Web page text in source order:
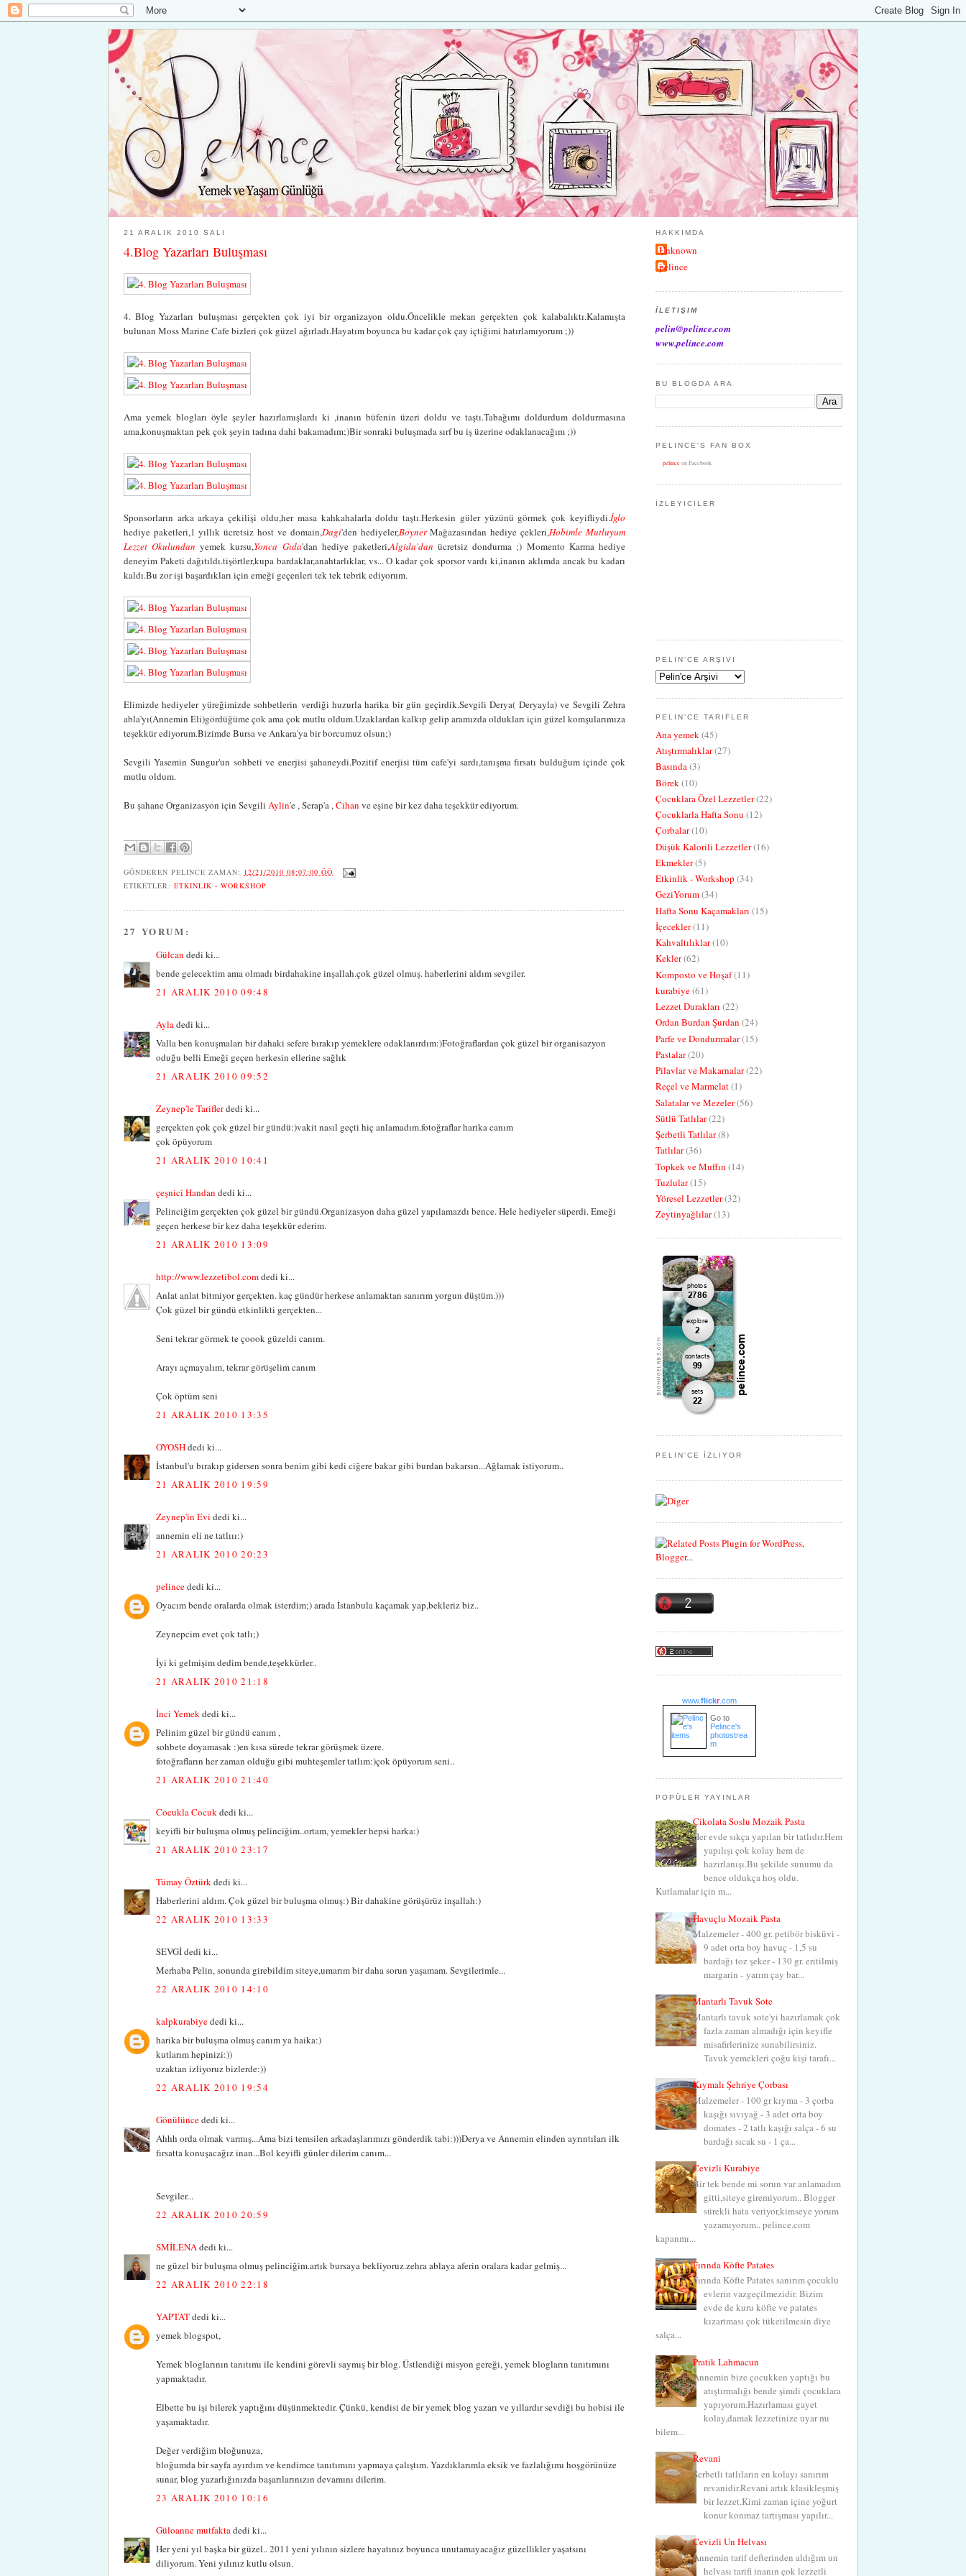
21 ARALIK 2010 SALI
4.Blog Yazarları Buluşması
4. Blog Yazarları buluşması gerçekten çok iyi bir organizayon oldu.Öncelikle mekan gerçekten çok kalabalıktı.Kalamışta
bulunan Moss Marine Cafe bizleri çok güzel ağırladı.Hayatım boyunca bu kadar çok çay içtiğimi hatırlamıyorum ;))
Ama yemek blogları öyle şeyler hazırlamışlardı ki ,inanın büfenin üzeri doldu ve taştı.Tabağımı doldurdum doldurmasına
ama,konuşmaktan pek çok şeyin tadına dahi bakamadım;)Bir sonraki buluşmada sırf bu iş üzerine odaklanacağım ;))
Sponsorların arka arkaya çekilişi oldu,her masa kahkahalarla doldu taştı.Herkesin güler yüzünü görmek çok keyifliydi.İglo
hediye paketleri,1 yıllık ücretsiz host ve domain,Dagi'den hediyeler,BoynerMağazasından hediye çekleri,Hobimle Mutluyum
Lezzet Okulundan yemek kursu,Yonca Gıda'dan hediye paketleri,Algida'dan ücretsiz dondurma ;) Momento Karma hediye
deneyim Paketi dağıtıldı.tişörtler,kupa bardaklar,anahtarlıklar, vs... O kadar çok sporsor vardı ki,inanın aklımda ancak bu kadarı
kaldı.Bu zor işi başardıkları için emeği geçenleri tek tek tebrik ediyorum.
Elimizde hediyeler yüreğimizde sohbetlerin verdiği huzurla harika bir gün geçirdik.Sevgili Derya( Deryayla) ve Sevgili Zehra
abla'yı(Annemin Eli)gördüğüme çok ama çok mutlu oldum.Uzaklardan kalkıp gelip aramızda oldukları için güzel komşularımıza
teşekkür ediyorum.Bizimde Bursa ve Ankara'ya bir borcumuz olsun;)
Sevgili Yasemin Sungur'un sohbeti ve enerjisi şahaneydi.Pozitif enerjisi tüm cafe'yi sardı,tanışma fırsatı bulduğum içinde çok
mutlu oldum.
Bu şahane Organizasyon için Sevgili Aylin'e , Serap'a ,Cihan ve eşine bir kez daha teşekkür ediyorum.
GÖNDEREN PELINCE ZAMAN: 12/21/2010 08:07:00 ÖÖ
ETIKETLER: ETKINLIK - WORKSHOP
27 YORUM:
Gülcan dedi ki...
bende gelecektim ama olmadı birdahakine inşallah.çok güzel olmuş. haberlerini aldım sevgiler.
21 ARALIK 2010 09:48
Ayla dedi ki...
Valla ben konuşmaları bir dahaki sefere bırakıp yemeklere odaklanırdım:)Fotoğraflardan çok güzel bir organisazyon
oduğu belli Emeği geçen herkesin ellerine sağlık
21 ARALIK 2010 09:52
Zeynep'le Tariflerdedi ki...
gerçekten çok çok güzel bir gündü:)vakit nasıl geçti hiç anlamadım.fotoğraflar harika canım
çok öpüyorum
21 ARALIK 2010 10:41
çeşnici Handan dedi ki...
Pelinciğim gerçekten çok güzel bir gündü.Organizasyon daha güzel yapılamazdı bence. Hele hediyeler süperdi. Emeği
geçen herkese bir kez daha teşekkür ederim.
21 ARALIK 2010 13:09
http://www.lezzetibol.comdedi ki...
Anlat anlat bitmiyor gerçekten. kaç gündür herkese anlamaktan sanırım yorgun düştüm.)))
Çok güzel bir gündü etkinlikti gerçekten...
Seni tekrar görmek te çoook güzeldi canım.
Arayı açmayalım, tekrar görüşelim canım
Çok öptüm seni
21 ARALIK 2010 13:35
OYOSHdedi ki...
İstanbul'u bırakıp gidersen sonra benim gibi kedi ciğere bakar gibi burdan bakarsın...Ağlamak istiyorum..
21 ARALIK 2010 19:59
Zeynep'in Evi dedi ki...
annemin eli ne tatlııı:)
21 ARALIK 2010 20:23
pelincededi ki...
Oyacım bende oralarda olmak isterdim;) arada İstanbula kaçamak yap,bekleriz biz..
Zeynepcim evet çok tatlı;)
İyi ki gelmişim dedim bende,teşekkürler..
21 ARALIK 2010 21:18
İnci Yemek dedi ki...
Pelinim güzel bir gündü canım ,
sohbete doyamasak :)en kısa sürede tekrar görüşmek üzere.
fotoğrafların her zaman olduğu gibi muhteşemler tatlım:)çok öpüyorum seni..
21 ARALIK 2010 21:40
Cocukla Cocuk dedi ki...
keyifli bir buluşma olmuş pelinciğim..ortam, yemekler hepsi harka:)
21 ARALIK 2010 23:17
Tümay Öztürk dedi ki...
Haberlerini aldım. Çok güzel bir buluşma olmuş:) Bir dahakine görüşürüz inşallah:)
22 ARALIK 2010 13:33
SEVGİ dedi ki...
Merhaba Pelin, sonunda girebildim siteye,umarım bir daha sorun yaşamam. Sevgilerimle...
22 ARALIK 2010 14:10
kalpkurabiyededi ki...
harika bir buluşma olmuş canım ya haika:)
kutlarım hepinizi:))
uzaktan izliyoruz bizlerde:))
22 ARALIK 2010 19:54
Gönülüncededi ki...
Ahhh orda olmak varmış...Ama bizi temsilen arkadaşlarımızı gönderdik tabi:)))Derya ve Annemin elinden ayrıntıları ilk
fırsatta konuşacağız inan...Bol keyifli günler dilerim canım...
Sevgiler...
22 ARALIK 2010 20:59
SMİLENA dedi ki...
ne güzel bir buluşma olmuş pelinciğim.artık bursaya bekliyoruz.zehra ablaya aferin oralara kadar gelmiş...
22 ARALIK 2010 22:18
YAPTATdedi ki...
yemek blogspot,
Yemek bloglarının tanıtımı ile kendini görevli saymış bir blog. Üstlendiği misyon gereği, yemek blogların tanıtımını
yapmaktadır.
Elbette bu işi bilerek yaptığını düşünmektedir. Çünkü, kendisi de bir yemek blog yazarı ve yıllardır sevdiği bu hobisi ile
yaşamaktadır.
Değer verdiğim bloğunuza,
bloğumda bir sayfa ayırdım ve kendimce tanıtımını yapmaya çalıştım. Yazdıklarımla eksik ve fazlalığımı hoşgörünüze
sunar, blog yazarlığınızda başarılarınızın devamını dilerim.
23 ARALIK 2010 10:16
Güloanne mutfakta dedi ki...
Her yeni yıl başka bir güzel.. 2011 yeni yılının sizlere hayatınız boyunca unutamayacağız güzellikler yaşatsını
diliyorum. Yeni yılınız kutlu olsun.
HAKKIMDA
Unknown
pelince
İLETIŞIM
pelin@pelince.com
www.pelince.com
BU BLOGDA ARA
PELINCE'S FAN BOX
pelince on Facebook
İZLEYICILER
PELIN'CE ARŞIVI
PELIN'CE TARIFLER
Ana yemek(45)
Atıştırmalıklar(27)
Basında(3)
Börek(10)
Çocuklara Özel Lezzetler(22)
Çocuklarla Hafta Sonu (12)
Çorbalar(10)
Düşük Kalorili Lezzetler(16)
Ekmekler(5)
Etkinlik - Workshop (34)
GeziYorum(34)
Hafta Sonu Kaçamakları (15)
İçecekler(11)
Kahvaltılıklar(10)
Kekler(62)
Komposto ve Hoşaf(11)
kurabiye(61)
Lezzet Durakları (22)
Ordan Burdan Şurdan (24)
Parfe ve Dondurmalar(15)
Pastalar(20)
Pilavlar ve Makarnalar(22)
Reçel ve Marmelat(1)
Salatalar ve Mezeler(56)
Sütlü Tatlılar(22)
Şerbetli Tatlılar(8)
Tatlılar(36)
Topkek ve Muffın (14)
Tuzlular(15)
Yöresel Lezzetler(32)
Zeytinyağlılar(13)
PELIN'CE İZLIYOR
www.flickr.com
Go to
Pelince's
photostrea
m
POPÜLER YAYINLAR
Çikolata Soslu Mozaik Pasta
Her evde sıkça yapılan bir tatlıdır.Hem
yapılışı çok kolay hem de
hazırlanışı.Bu şekilde sunumu da
bence oldukça hoş oldu.
Kutlamalar için m...
Havuçlu Mozaik Pasta
Malzemeler - 400 gr. petibör bisküvi -
9 adet orta boy havuç - 1,5 su
bardağı toz şeker - 130 gr. eritilmiş
margarin - yarım çay bar...
Mantarlı Tavuk Sote
Mantarlı tavuk sote'yi hazırlamak çok
fazla zaman almadığı için keyifle
misafirlerinize sunabilirsiniz.
Tavuk yemekleri çoğu kişi tarafı...
Kıymalı Şehriye Çorbası
Malzemeler - 100 gr kıyma - 3 çorba
kaşığı sıvıyağ - 3 adet orta boy
domates - 2 tatlı kaşığı salça - 6 su
bardağı sıcak su - 1 ça...
Cevizli Kurabiye
Bir tek bende mi sorun var anlamadım
gitti,siteye giremiyorum.. Blogger
sürekli hata veriyor,kimseye yorum
yazamıyorum.. pelince.com
kapanmı...
Fırında Köfte Patates
Fırında Köfte Patates sanırım çocuklu
evlerin vazgeçilmezidir. Bizim
evde de kuru köfte ve patates
kızartması çok tüketilmesin diye
salça...
Pratik Lahmacun
Annemin bize çocukken yaptığı bu
atıştırmalığı bende şimdi çocuklara
yapıyorum.Hazırlaması gayet
kolay,damak lezzetinize uyar mı
bilem...
Revani
Şerbetli tatlıların en kolayı sanırım
revanidir.Revani artık klasikleşmiş
bir lezzet.Kimi zaman içine yoğurt
konur konmaz tartışması yapılır...
Cevizli Un Helvası
Annemin tarif defterinden aldığım un
helvası tarifi inanın çok lezzetli